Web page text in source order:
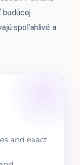
budúcej
spoľahlivé a
and exact